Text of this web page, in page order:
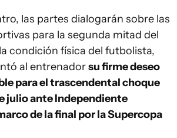
las partes dialogarán sobre las
para la segunda mitad del
condición física del futbolista,
al entrenadorsu firme deseo
para el trascendental choque
julio ante Independiente
de la final por la Supercopa